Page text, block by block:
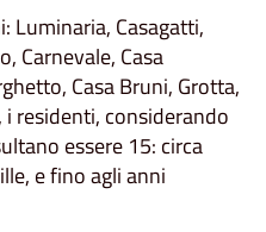
Luminaria, Casagatti,
Carnevale, Casa
Casa Bruni, Grotta,
residenti, considerando
essere 15: circa
e fino agli anni